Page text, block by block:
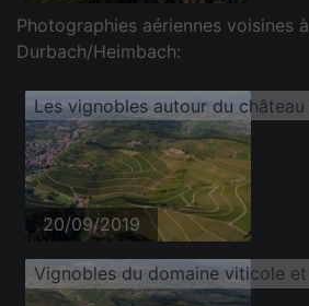
Photographies aériennes voisines à
Durbach/Heimbach:
20/09/2019